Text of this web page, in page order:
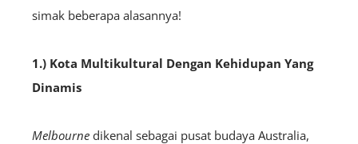
simak beberapa alasannya!
1.) Kota Multikultural Dengan Kehidupan Yang
Dinamis
Melbourne dikenal sebagai pusat budaya Australia,